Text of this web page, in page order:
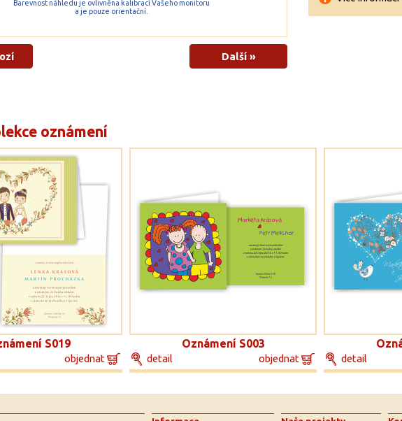
Barevnost náhledu je ovlivněna kalibrací Vašeho monitoru
a je pouze orientační.
Další »
oznámení
S019
objednat
Oznámení S003
detail objednat detail